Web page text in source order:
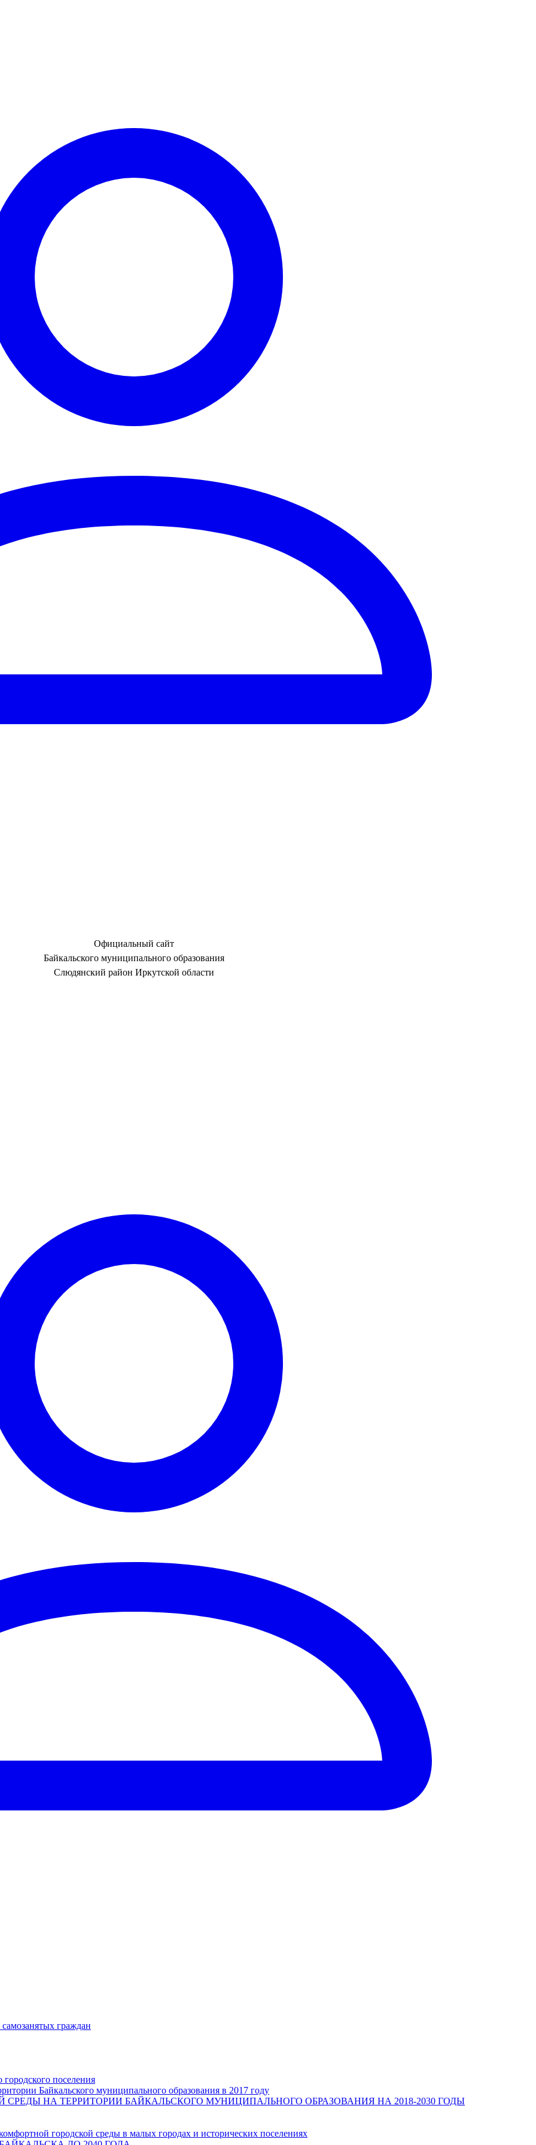
Официальный сайт
Байкальского муниципального образования
Слюдянский район Иркутской области
граждан
поселения
Байкальского муниципального образования в 2017 году
НА ТЕРРИТОРИИ БАЙКАЛЬСКОГО МУНИЦИПАЛЬНОГО ОБРАЗОВАНИЯ НА 2018-2030 ГОДЫ
городской среды в малых городах и исторических поселениях